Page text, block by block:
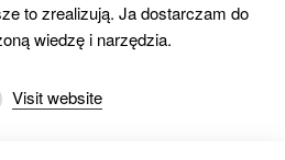
to zrealizują. Ja dostarczam do
wiedzę i narzędzia.
Visit website